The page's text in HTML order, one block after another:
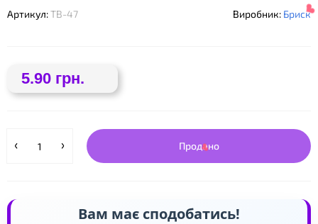
Артикул:ТВ-47 Виробник: Бриск
5.90 грн.
Продано
Вам має сподобатись!
❤